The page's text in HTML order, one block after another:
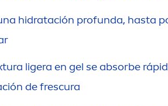
hidratación profunda, hasta
ligera en gel se absorbe
de frescura